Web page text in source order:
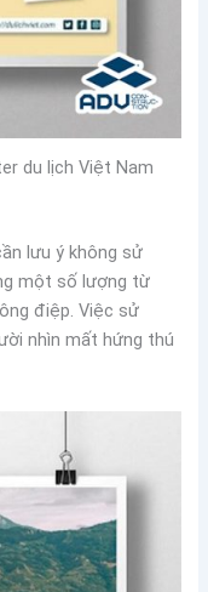
du lịch Việt Nam
lưu ý không sử
một số lượng từ
điệp. Việc sử
nhìn mất hứng thú